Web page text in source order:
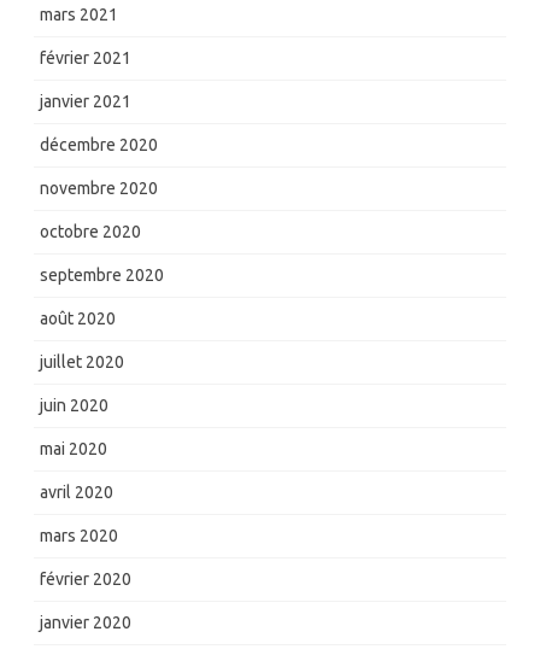
mars 2021
février 2021
janvier 2021
décembre 2020
novembre 2020
octobre 2020
septembre 2020
août 2020
juillet 2020
juin 2020
mai 2020
avril 2020
mars 2020
février 2020
janvier 2020